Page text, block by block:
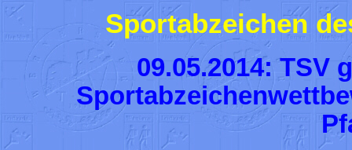
Sportabzeichen
09.05.2014: TSV